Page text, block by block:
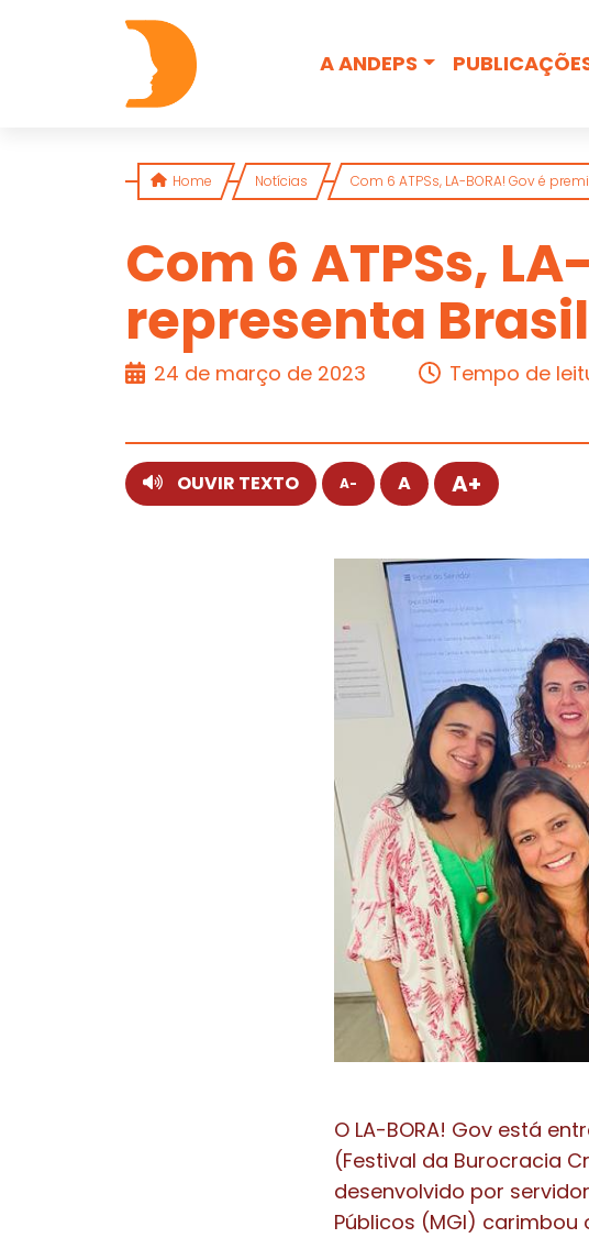
Skip to content
A ANDEPS
ARTIGO
Home Notícias Com 6 ATPSs, LA-BORA! Gov é
Com 6 ATPSs,
representa
24 de março de 2023 Tempo de
OUVIR TEXTO A- A A+
O LA-BORA! Gov está
(Festival da Burocracia
desenvolvido por
Públicos (MGI)